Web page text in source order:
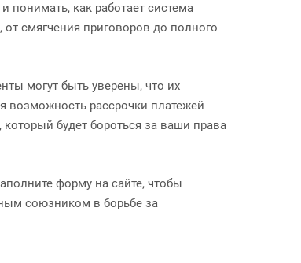
понимать, как работает система
смягчения приговоров до полного
могут быть уверены, что их
возможность рассрочки платежей
будет бороться за ваши права
форму на сайте, чтобы
союзником в борьбе за